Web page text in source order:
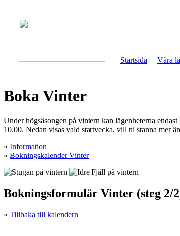
Startsida Våra
Boka Vinter
Under högsäsongen på vintern kan lägenheterna
10.00. Nedan visas vald startvecka, vill ni stanna mer
» Information
» Bokningskalender Vinter
Bokningsformulär Vinter (steg 2/
« Tillbaka till kalendern